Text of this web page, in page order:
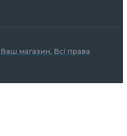
магазин, Всі права